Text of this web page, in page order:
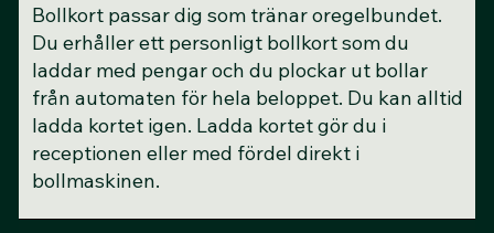
Bollkort passar dig som tränar oregelbundet.
Du erhåller ett personligt bollkort som du
laddar med pengar och du plockar ut bollar
från automaten för hela beloppet. Du kan alltid
ladda kortet igen. Ladda kortet gör du i
receptionen eller med fördel direkt i
bollmaskinen.​